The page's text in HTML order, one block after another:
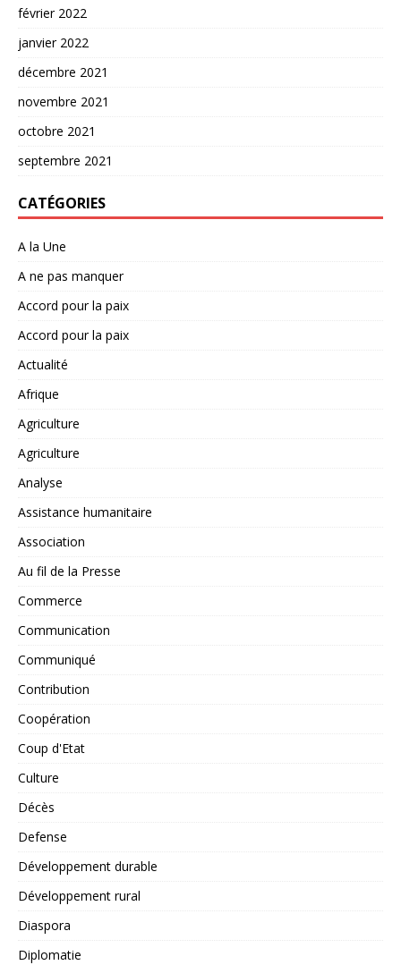
février 2022
janvier 2022
décembre 2021
novembre 2021
octobre 2021
septembre 2021
CATÉGORIES
A la Une
A ne pas manquer
Accord pour la paix
Accord pour la paix
Actualité
Afrique
Agriculture
Agriculture
Analyse
Assistance humanitaire
Association
Au fil de la Presse
Commerce
Communication
Communiqué
Contribution
Coopération
Coup d'Etat
Culture
Décès
Defense
Développement durable
Développement rural
Diaspora
Diplomatie